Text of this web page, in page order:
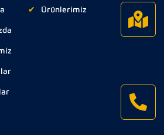
Ürünlerimiz